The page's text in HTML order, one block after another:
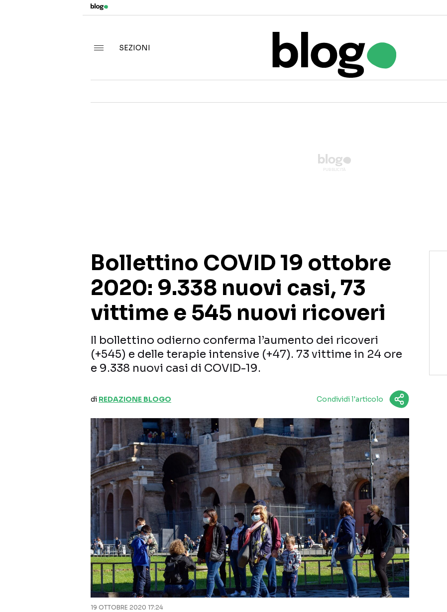
SEZIONI
Bollettino COVID 19 ottobre
2020: 9.338 nuovi casi, 73
vittime e 545 nuovi ricoveri
Il bollettino odierno conferma l’aumento dei ricoveri
(+545) e delle terapie intensive (+47). 73 vittime in 24 ore
e 9.338 nuovi casi di COVID-19.
di REDAZIONE BLOGO Condividi l'articolo
19 OTTOBRE 2020 17:24